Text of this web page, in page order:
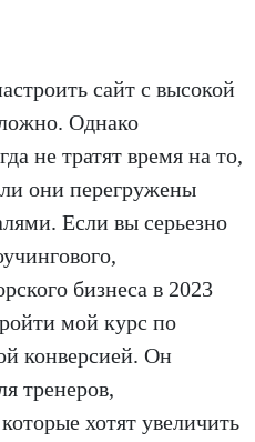
сайт с высокой
Однако
не тратят время на то,
они перегружены
Если вы серьезно
бизнеса в 2023
мой курс по
конверсией. Он
тренеров,
хотят увеличить